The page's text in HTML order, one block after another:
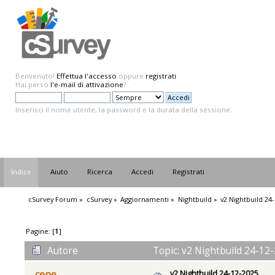
Benvenuto! Effettua l'accesso oppure registrati.
Hai perso l'e-mail di attivazione?
Inserisci il nome utente, la password e la durata della sessione.
Indice Aiuto Ricerca Accedi Registrati
cSurvey Forum » cSurvey» Aggiornamenti » Nightbuild » v2 Nightbuild
Pagine: [1]
Autore
Topic: v2 Nightbuild 24-